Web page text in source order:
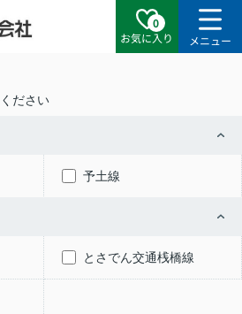
0
お気に入り
メニュー
ださい
予土線
とさでん交通桟橋線